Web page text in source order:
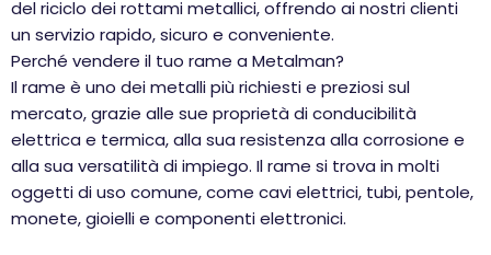
del riciclo dei rottami metallici, offrendo ai nostri clienti
un servizio rapido, sicuro e conveniente.
Perché vendere il tuo rame a Metalman?
Il rame è uno dei metalli più richiesti e preziosi sul
mercato, grazie alle sue proprietà di conducibilità
elettrica e termica, alla sua resistenza alla corrosione e
alla sua versatilità di impiego. Il rame si trova in molti
oggetti di uso comune, come cavi elettrici, tubi, pentole,
monete, gioielli e componenti elettronici.